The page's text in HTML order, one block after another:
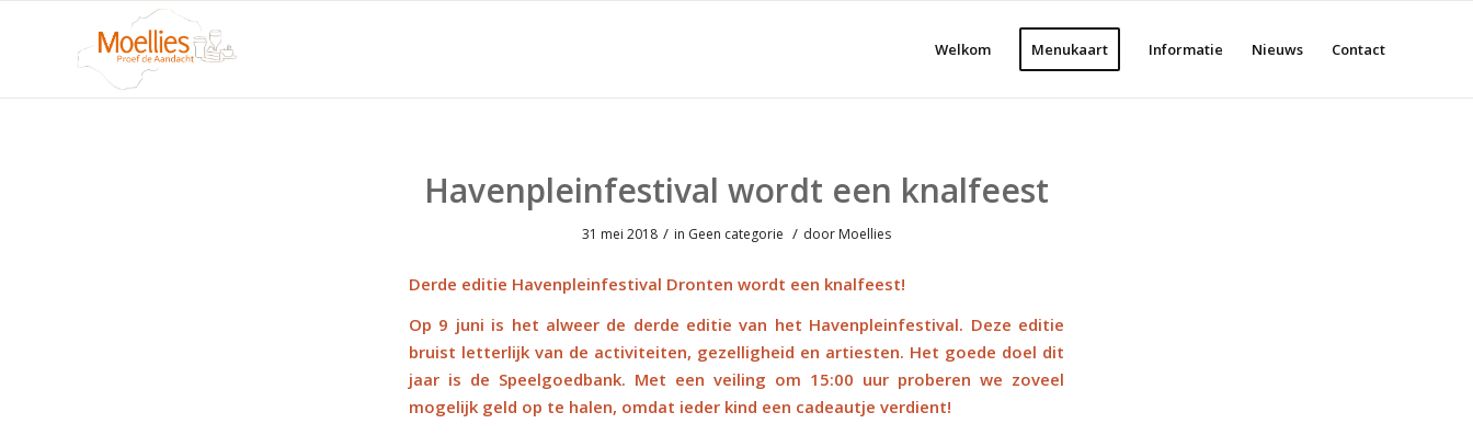
Welkom Menukaart Informatie Nieuws Contact
Havenpleinfestival wordt een knalfeest
31 mei 2018 / in Geen categorie / door Moellies
Derde editie Havenpleinfestival Dronten wordt een knalfeest!
Op 9 juni is het alweer de derde editie van het Havenpleinfestival. Deze editie
bruist letterlijk van de activiteiten, gezelligheid en artiesten. Het goede doel dit
jaar is de Speelgoedbank. Met een veiling om 15:00 uur proberen we zoveel
mogelijk geld op te halen, omdat ieder kind een cadeautje verdient!